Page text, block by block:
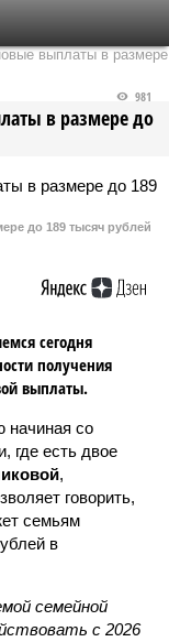
выплаты в размере
в размере до
981
до 189 тысяч рублей
сегодня
получения
выплаты.
начиная со
где есть двое
,
говорить,
семьям
в
семейной
с 2026